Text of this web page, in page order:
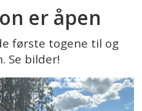
er åpen
første togene til og
Se bilder!